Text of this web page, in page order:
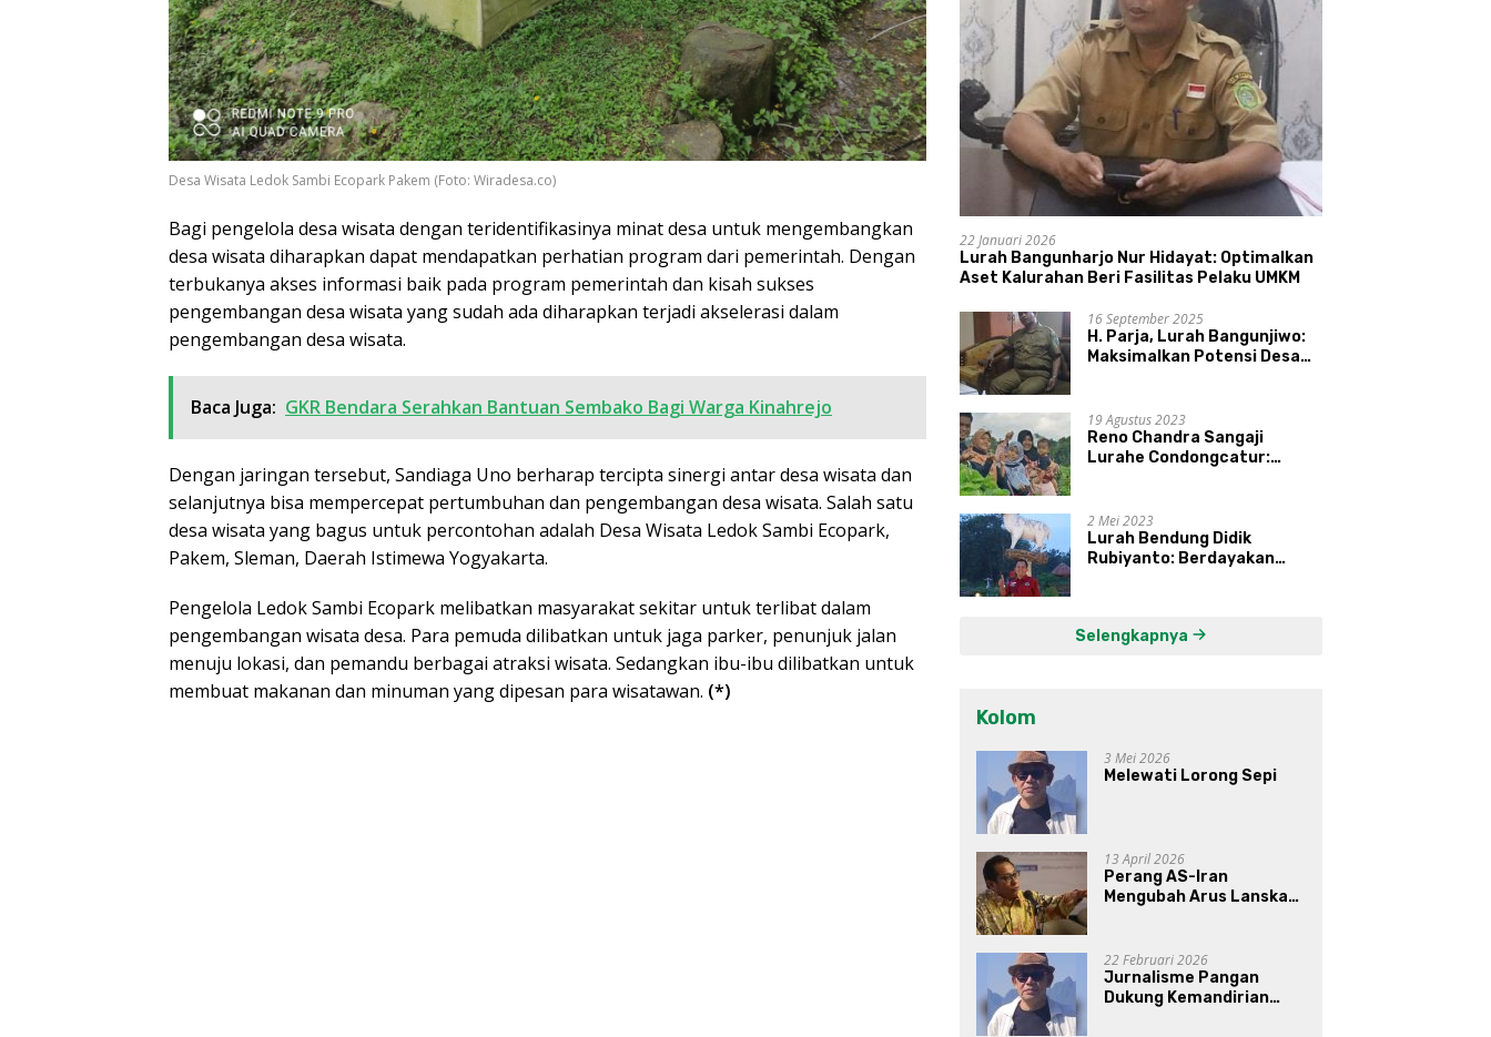
Desa Wisata Ledok Sambi Ecopark Pakem (Foto: Wiradesa.co)
Bagi pengelola desa wisata dengan teridentifikasinya minat desa untuk mengembangkan
desa wisata diharapkan dapat mendapatkan perhatian program dari pemerintah. Dengan
terbukanya akses informasi baik pada program pemerintah dan kisah sukses
pengembangan desa wisata yang sudah ada diharapkan terjadi akselerasi dalam
pengembangan desa wisata.
Baca Juga: GKR Bendara Serahkan Bantuan Sembako Bagi Warga Kinahrejo
Dengan jaringan tersebut, Sandiaga Uno berharap tercipta sinergi antar desa wisata dan
selanjutnya bisa mempercepat pertumbuhan dan pengembangan desa wisata. Salah satu
desa wisata yang bagus untuk percontohan adalah Desa Wisata Ledok Sambi Ecopark,
Pakem, Sleman, Daerah Istimewa Yogyakarta.
Pengelola Ledok Sambi Ecopark melibatkan masyarakat sekitar untuk terlibat dalam
pengembangan wisata desa. Para pemuda dilibatkan untuk jaga parker, penunjuk jalan
menuju lokasi, dan pemandu berbagai atraksi wisata. Sedangkan ibu-ibu dilibatkan untuk
membuat makanan dan minuman yang dipesan para wisatawan. (*)
22 Januari 2026
Lurah Bangunharjo Nur Hidayat: Optimalkan
Aset Kalurahan Beri Fasilitas Pelaku UMKM
16 September 2025
H. Parja, Lurah Bangunjiwo:
Maksimalkan Potensi Desa
19 Agustus 2023
Reno Chandra Sangaji
Lurahe Condongcatur:
Masyarakat, dan Syukuri
Hasil
2 Mei 2023
Lurah Bendung Didik
Rubiyanto: Berdayakan
Selengkapnya
Kolom
3 Mei 2026
Melewati Lorong Sepi
13 April 2026
Perang AS-Iran
Mengubah Arus Lanskap
Prabowo-Gibran?
22 Februari 2026
Jurnalisme Pangan
Dukung Kemandirian